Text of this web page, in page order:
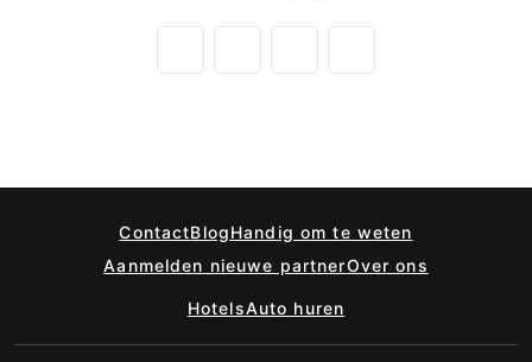
ContactBlogHandig om te weten
Aanmelden nieuwe partnerOver ons
HotelsAuto huren